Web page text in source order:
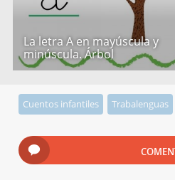
La letra A en mayúscula y
minúscula. Árbol
Cuentos infantiles Trabalenguas